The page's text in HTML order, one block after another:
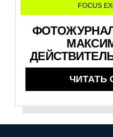
FOCUS
ЧИТАТЬ